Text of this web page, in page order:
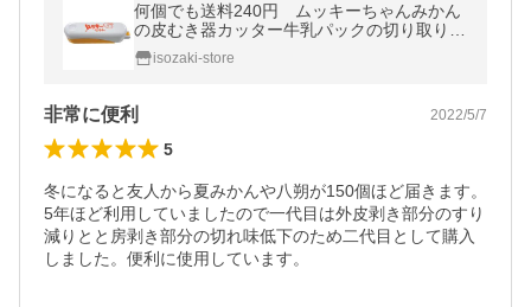
何個でも送料240円 ムッキーちゃんみかん
の皮むき器カッター牛乳パックの切り取りに
も 果物フルーツの皮むき器
isozaki-store
非常に便利 2022/5/7
5
冬になると友人から夏みかんや八朔が150個ほど届きます。
5年ほど利用していましたので一代目は外皮剥き部分のすり
減りとと房剥き部分の切れ味低下のため二代目として購入
しました。便利に使用しています。